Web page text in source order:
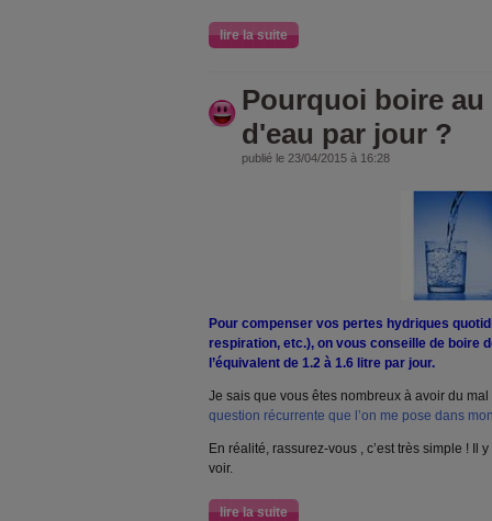
lire la suite
Pourquoi boire
d'eau par jour ?
publié le 23/04/2015 à 16:28
Pour compenser vos pertes hydriques
respiration, etc.), on vous conseille de boire
l’équivalent de 1.2 à 1.6 litre par jour.
Je sais que vous êtes nombreux à avoir du
question récurrente que l’on me pose dans
En réalité, rassurez-vous , c’est très simple ! Il
voir.
lire la suite